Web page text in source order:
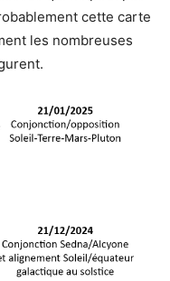
cette carte
les nombreuses